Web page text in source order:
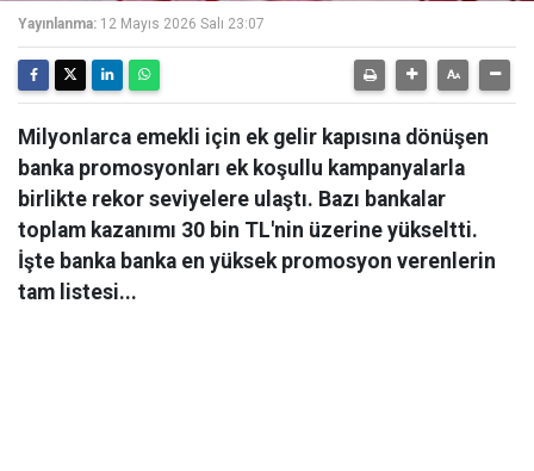
Yayınlanma: 12 Mayıs 2026 Salı 23:07
Milyonlarca emekli için ek gelir kapısına dönüşen
banka promosyonları ek koşullu kampanyalarla
birlikte rekor seviyelere ulaştı. Bazı bankalar
toplam kazanımı 30 bin TL'nin üzerine yükseltti.
İşte banka banka en yüksek promosyon verenlerin
tam listesi...